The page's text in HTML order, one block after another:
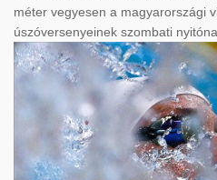
méter vegyesen a magyarországi
úszóversenyeinek szombati